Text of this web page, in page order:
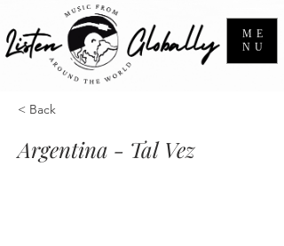
ME
NU
< Back
Argentina - Tal Vez